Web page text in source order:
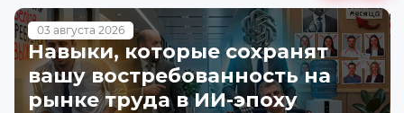
03 августа 2026
Навыки, которые сохранят
вашу востребованность на
рынке труда в ИИ-эпоху